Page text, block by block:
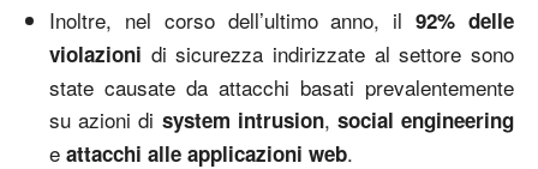
Inoltre, nel corso dell’ultimo anno, il92% delle
violazioni di sicurezza indirizzate al settore sono
state causate da attacchi basati prevalentemente
su azioni di system intrusion, social engineering
e attacchi alle applicazioni web.